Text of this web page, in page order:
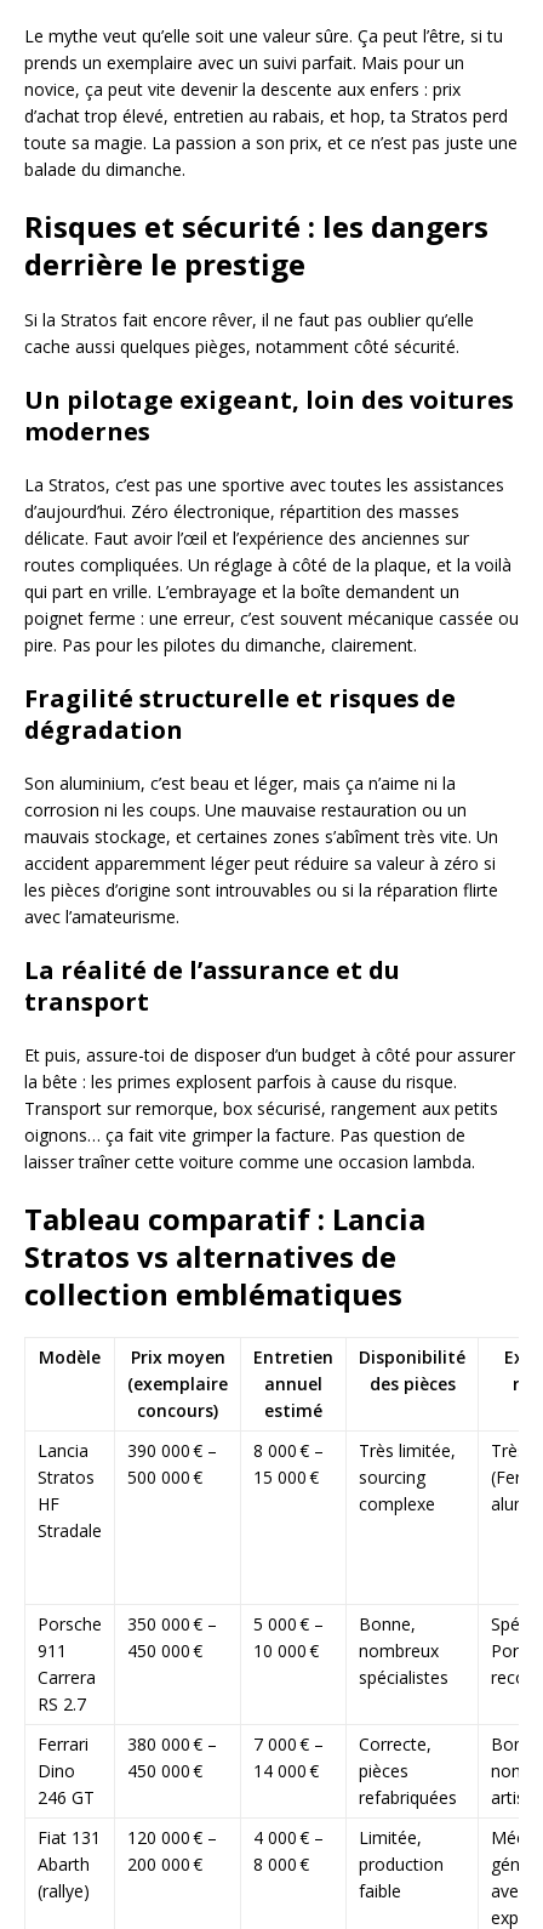
Le mythe veut qu’elle soit une valeur sûre. Ça peut l’être, si tu
prends un exemplaire avec un suivi parfait. Mais pour un
novice, ça peut vite devenir la descente aux enfers : prix
d’achat trop élevé, entretien au rabais, et hop, ta Stratos perd
toute sa magie. La passion a son prix, et ce n’est pas juste une
balade du dimanche.
Risques et sécurité : les dangers
derrière le prestige
Si la Stratos fait encore rêver, il ne faut pas oublier qu’elle
cache aussi quelques pièges, notamment côté sécurité.
Un pilotage exigeant, loin des voitures
modernes
La Stratos, c’est pas une sportive avec toutes les assistances
d’aujourd’hui. Zéro électronique, répartition des masses
délicate. Faut avoir l’œil et l’expérience des anciennes sur
routes compliquées. Un réglage à côté de la plaque, et la voilà
qui part en vrille. L’embrayage et la boîte demandent un
poignet ferme : une erreur, c’est souvent mécanique cassée ou
pire. Pas pour les pilotes du dimanche, clairement.
Fragilité structurelle et risques de
dégradation
Son aluminium, c’est beau et léger, mais ça n’aime ni la
corrosion ni les coups. Une mauvaise restauration ou un
mauvais stockage, et certaines zones s’abîment très vite. Un
accident apparemment léger peut réduire sa valeur à zéro si
les pièces d’origine sont introuvables ou si la réparation flirte
avec l’amateurisme.
La réalité de l’assurance et du
transport
Et puis, assure-toi de disposer d’un budget à côté pour assurer
la bête : les primes explosent parfois à cause du risque.
Transport sur remorque, box sécurisé, rangement aux petits
oignons… ça fait vite grimper la facture. Pas question de
laisser traîner cette voiture comme une occasion lambda.
Tableau comparatif : Lancia
Stratos vs alternatives de
collection emblématiques
Modèle
Prix moyen
(exemplaire
concours)
Entretien
annuel
estimé
Disponibilité
des pièces
Lancia
Stratos
HF
Stradale
390 000 € –
500 000 €
8 000 € –
15 000 €
Très limitée,
sourcing
complexe
Très
Porsche
911
Carrera
RS 2.7
350 000 € –
450 000 €
5 000 € –
10 000 €
Bonne,
nombreux
spécialistes
Ferrari
Dino
246 GT
380 000 € –
450 000 €
7 000 € –
14 000 €
Correcte,
pièces
refabriquées
Fiat 131
Abarth
(rallye)
120 000 € –
200 000 €
4 000 € –
8 000 €
Limitée,
production
faible
avec